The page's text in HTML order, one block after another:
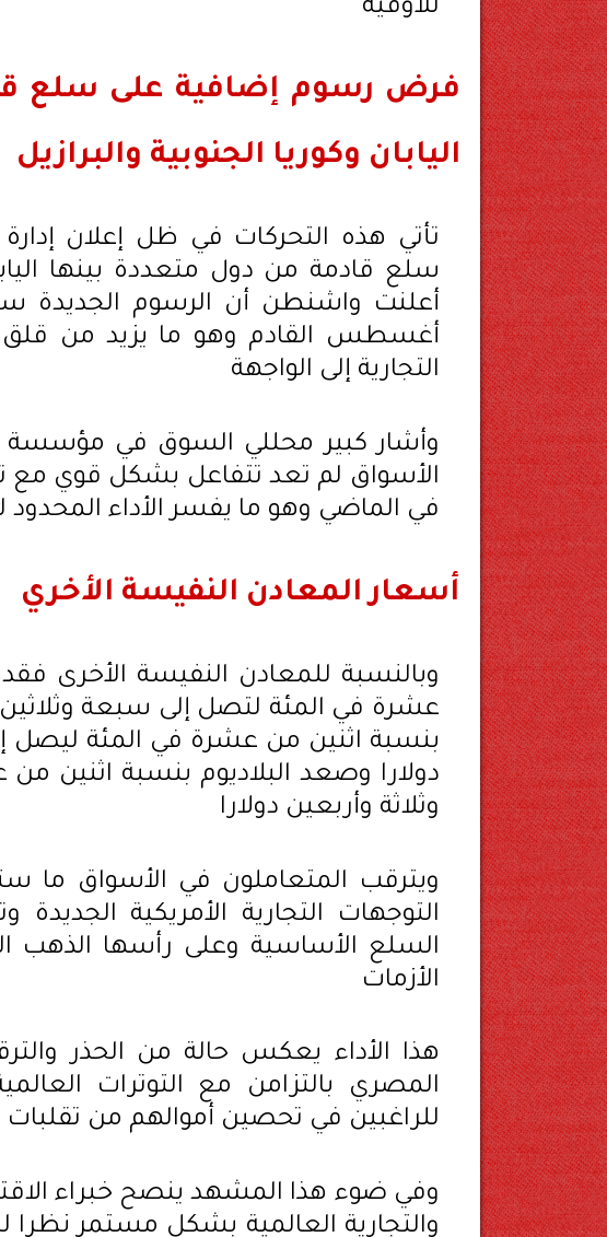
للأوقية
فرض رسوم إضافية على سلع
اليابان وكوريا الجنوبية والبرازيل
تأتي هذه التحركات في ظل إعلان
سلع قادمة من دول متعددة بينها
أعلنت واشنطن أن الرسوم الجديدة
أغسطس القادم وهو ما يزيد من قلق
التجارية إلى الواجهة
وأشار كبير محللي السوق في مؤسسة
الأسواق لم تعد تتفاعل بشكل قوي مع
في الماضي وهو ما يفسر الأداء
أسعار المعادن النفيسة الأخري
وبالنسبة للمعادن النفيسة الأخرى
عشرة في المئة لتصل إلى سبعة وثلاثين
بنسبة اثنين من عشرة في المئة ليصل
دولارا وصعد البلاديوم بنسبة اثنين
وثلاثة وأربعين دولارا
ويترقب المتعاملون في الأسواق ما
التوجهات التجارية الأمريكية الجديدة
السلع الأساسية وعلى رأسها الذهب
الأزمات
هذا الأداء يعكس حالة من الحذر
المصري بالتزامن مع التوترات
للراغبين في تحصين أموالهم من
وفي ضوء هذا المشهد ينصح خبراء
والتجارية العالمية بشكل مستمر نظرا